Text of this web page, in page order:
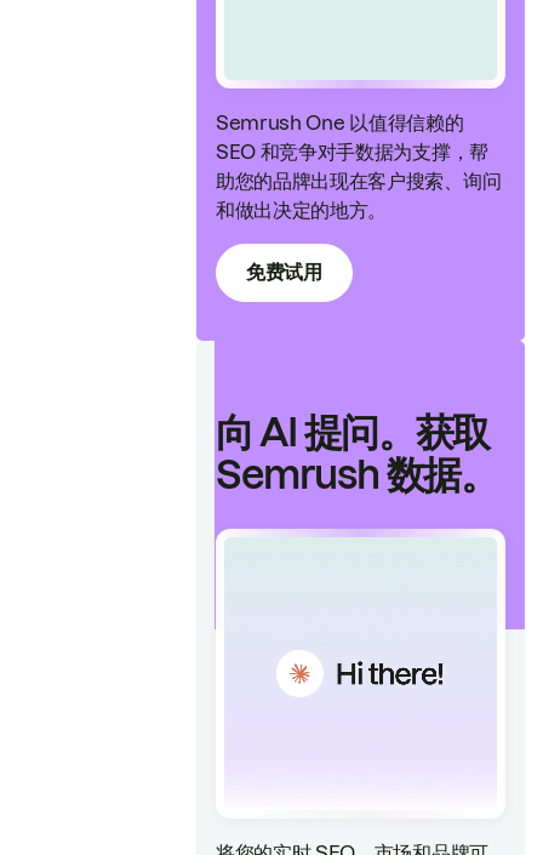
Semrush One 以值得信赖的
SEO 和竞争对手数据为支撑，帮
助您的品牌出现在客户搜索、询问
和做出决定的地方。
免费试用
向 AI 提问。获取
Semrush 数据。